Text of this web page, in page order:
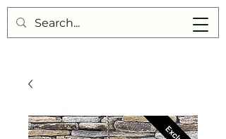
Points de Suture